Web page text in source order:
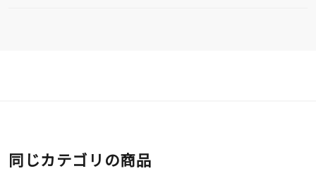
同じカテゴリの商品